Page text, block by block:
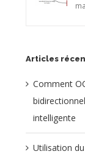
Articles
Comment
intelligente
Utilisation